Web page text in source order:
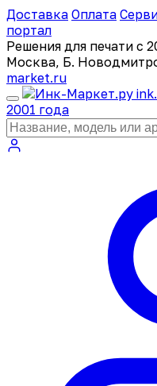
Доставка Оплата
портал
Решения для печати с
Москва, Б.
market.ru
ink.
2001 года